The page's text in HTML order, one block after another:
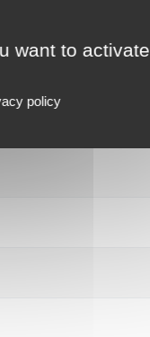
want to activate
policy